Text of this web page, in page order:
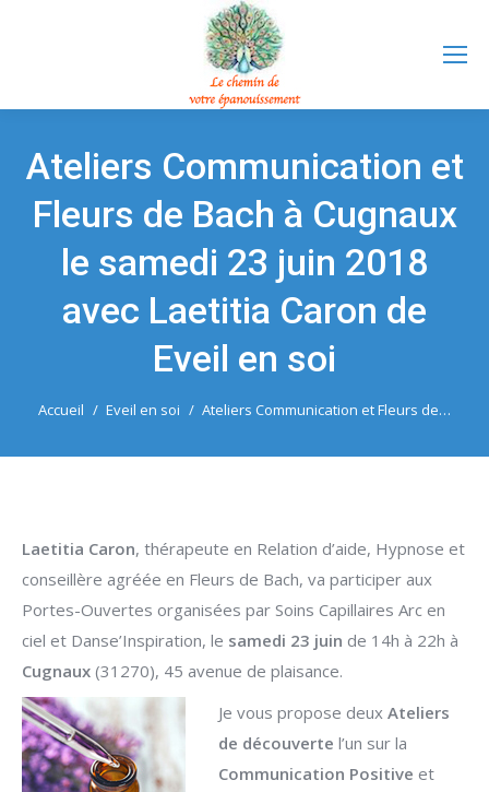
Ateliers Communication et
Fleurs de Bach à Cugnaux
le samedi 23 juin 2018
avec Laetitia Caron de
Eveil en soi
Vous êtes ici :
Accueil Eveil en soi Ateliers Communication et Fleurs de…
Laetitia Caron, thérapeute en Relation d’aide, Hypnose et
conseillère agréée en Fleurs de Bach, va participer aux
Portes-Ouvertes organisées par Soins Capillaires Arc en
ciel et Danse’Inspiration, le samedi 23 juin de 14h à 22h à
Cugnaux (31270), 45 avenue de plaisance.
Je vous propose deux Ateliers
de découverte l’un sur la
Communication Positive et